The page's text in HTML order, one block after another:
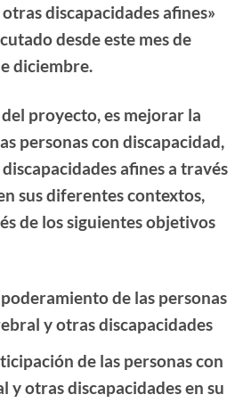
discapacidades afines»
desde este mes de
diciembre.
proyecto, es mejorar la
personas con discapacidad,
afines a través
sus diferentes contextos,
de los siguientes objetivos
de las personas
y otras discapacidades
de las personas con
y otras discapacidades en su